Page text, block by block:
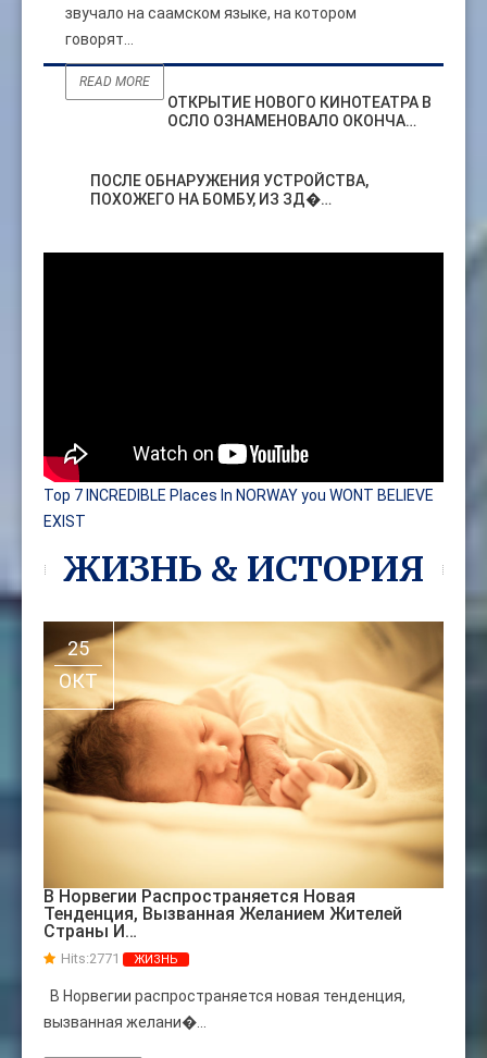
звучало на саамском языке, на котором
говорят...
READ MORE
ОТКРЫТИЕ НОВОГО КИНОТЕАТРА В
ОСЛО ОЗНАМЕНОВАЛО ОКОНЧА…
ПОСЛЕ ОБНАРУЖЕНИЯ УСТРОЙСТВА,
ПОХОЖЕГО НА БОМБУ, ИЗ ЗД�…
Top 7 INCREDIBLE Places In NORWAY you WONT BELIEVE
EXIST
ЖИЗНЬ & ИСТОРИЯ
В Норвегии Распространяется Новая
Тенденция, Вызванная Желанием Жителей
Страны И…
Hits:2771 ЖИЗНЬ
В Норвегии распространяется новая тенденция,
вызванная желани�...
25
ОКТ